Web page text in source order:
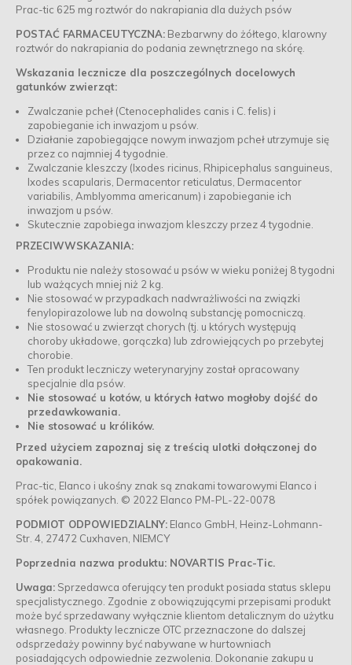
Prac-tic 625 mg roztwór do nakrapiania dla dużych psów
POSTAĆ FARMACEUTYCZNA: Bezbarwny do żółtego, klarowny
roztwór do nakrapiania do podania zewnętrznego na skórę.
Wskazania lecznicze dla poszczególnych docelowych
gatunków zwierząt:
Zwalczanie pcheł (Ctenocephalides canis i C. felis) i
zapobieganie ich inwazjom u psów.
Działanie zapobiegające nowym inwazjom pcheł utrzymuje się
przez co najmniej 4 tygodnie.
Zwalczanie kleszczy (Ixodes ricinus, Rhipicephalus sanguineus,
Ixodes scapularis, Dermacentor reticulatus, Dermacentor
variabilis, Amblyomma americanum) i zapobieganie ich
inwazjom u psów.
Skutecznie zapobiega inwazjom kleszczy przez 4 tygodnie.
PRZECIWWSKAZANIA:
Produktu nie należy stosować u psów w wieku poniżej 8 tygodni
lub ważących mniej niż 2 kg.
Nie stosować w przypadkach nadwrażliwości na związki
fenylopirazolowe lub na dowolną substancję pomocniczą.
Nie stosować u zwierząt chorych (tj. u których występują
choroby układowe, gorączka) lub zdrowiejących po przebytej
chorobie.
Ten produkt leczniczy weterynaryjny został opracowany
specjalnie dla psów.
Nie stosować u kotów, u których łatwo mogłoby dojść do
przedawkowania.
Nie stosować u królików.
Przed użyciem zapoznaj się z treścią ulotki dołączonej do
opakowania.
Prac-tic, Elanco i ukośny znak są znakami towarowymi Elanco i
spółek powiązanych. © 2022 Elanco PM-PL-22-0078
PODMIOT ODPOWIEDZIALNY: Elanco GmbH, Heinz-Lohmann-
Str. 4, 27472 Cuxhaven, NIEMCY
Poprzednia nazwa produktu: NOVARTIS Prac-Tic.
Uwaga: Sprzedawca oferujący ten produkt posiada status sklepu
specjalistycznego. Zgodnie z obowiązującymi przepisami produkt
może być sprzedawany wyłącznie klientom detalicznym do użytku
własnego. Produkty lecznicze OTC przeznaczone do dalszej
odsprzedaży powinny być nabywane w hurtowniach
posiadających odpowiednie zezwolenia. Dokonanie zakupu u